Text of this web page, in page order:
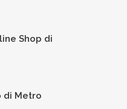
Shop di
di Metro